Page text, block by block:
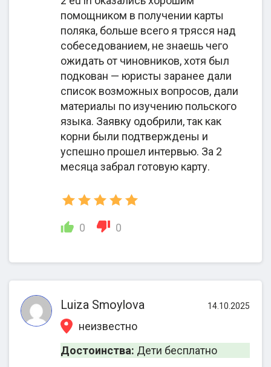
ТАБЛИЦУ МОЖНО ПРОКРУЧИВАТЬ ПО ГОРИЗОНТАЛИ
Специализация компании 2eu.in
Услуга Что охватывает
Восстановление
1. Подбор
миграционной
процедуры в
результате
анализа
документа-
основания для
4. Согласование
помощником в получении карты
поляка, больше всего я трясся над
собеседованием, не знаешь чего
ожидать от чиновников, хотя был
подкован — юристы заранее дали
список возможных вопросов, дали
материалы по изучению польского
языка. Заявку одобрили, так как
корни были подтверждены и
успешно прошел интервью. За 2
месяца забрал готовую карту.
0 0
14.10.2025
Luiza Smoylova
неизвестно
Достоинства: Дети бесплатно